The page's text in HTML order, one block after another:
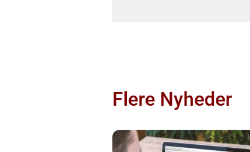
Flere Nyheder